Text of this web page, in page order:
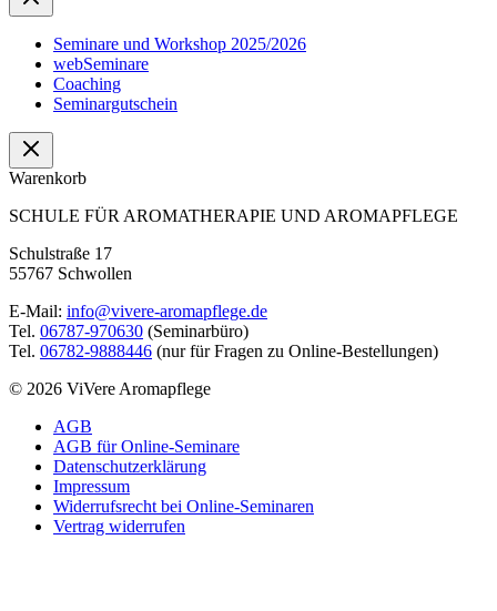
Seminare und Workshop 2025/2026
webSeminare
Coaching
Seminargutschein
Warenkorb
SCHULE FÜR AROMATHERAPIE UND AROMAPFLEGE
Schulstraße 17
55767 Schwollen
E-Mail: info@vivere-aromapflege.de
Tel. 06787-970630 (Seminarbüro)
Tel. 06782-9888446 (nur für Fragen zu Online-Bestellungen)
© 2026 ViVere Aromapflege
AGB
AGB für Online-Seminare
Datenschutzerklärung
Impressum
Widerrufsrecht bei Online-Seminaren
Vertrag widerrufen